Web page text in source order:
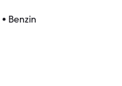
• Benzin